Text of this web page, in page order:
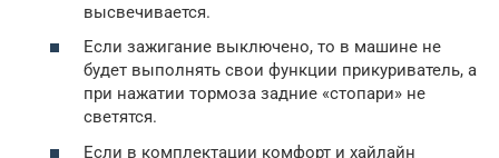
высвечивается.
Если зажигание выключено, то в машине не
будет выполнять свои функции прикуриватель, а
при нажатии тормоза задние «стопари» не
светятся.
Если в комплектации комфорт и хайлайн